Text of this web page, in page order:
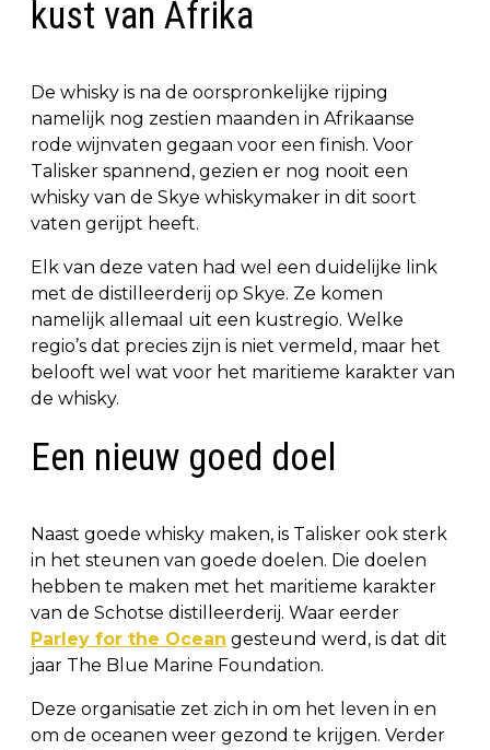
kust van Afrika
De whisky is na de oorspronkelijke rijping
namelijk nog zestien maanden in Afrikaanse
rode wijnvaten gegaan voor een finish. Voor
Talisker spannend, gezien er nog nooit een
whisky van de Skye whiskymaker in dit soort
vaten gerijpt heeft.
Elk van deze vaten had wel een duidelijke link
met de distilleerderij op Skye. Ze komen
namelijk allemaal uit een kustregio. Welke
regio’s dat precies zijn is niet vermeld, maar het
belooft wel wat voor het maritieme karakter van
de whisky.
Een nieuw goed doel
Naast goede whisky maken, is Talisker ook sterk
in het steunen van goede doelen. Die doelen
hebben te maken met het maritieme karakter
van de Schotse distilleerderij. Waar eerder
Parley for the Ocean gesteund werd, is dat dit
jaar The Blue Marine Foundation.
Deze organisatie zet zich in om het leven in en
om de oceanen weer gezond te krijgen. Verder